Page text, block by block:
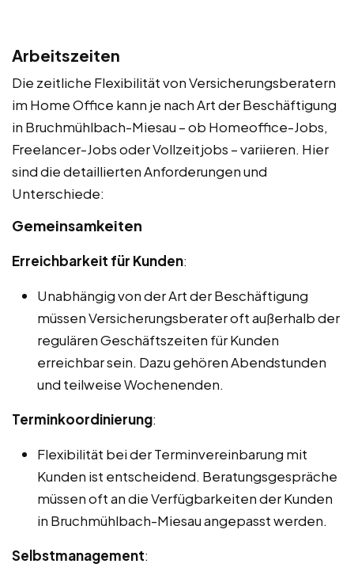
Arbeitszeiten
Die zeitliche Flexibilität von Versicherungsberatern
im Home Office kann je nach Art der Beschäftigung
in Bruchmühlbach-Miesau – ob Homeoffice-Jobs,
Freelancer-Jobs oder Vollzeitjobs – variieren. Hier
sind die detaillierten Anforderungen und
Unterschiede:
Gemeinsamkeiten
Erreichbarkeit für Kunden:
Unabhängig von der Art der Beschäftigung
müssen Versicherungsberater oft außerhalb der
regulären Geschäftszeiten für Kunden
erreichbar sein. Dazu gehören Abendstunden
und teilweise Wochenenden.
Terminkoordinierung:
Flexibilität bei der Terminvereinbarung mit
Kunden ist entscheidend. Beratungsgespräche
müssen oft an die Verfügbarkeiten der Kunden
in Bruchmühlbach-Miesau angepasst werden.
Selbstmanagement: